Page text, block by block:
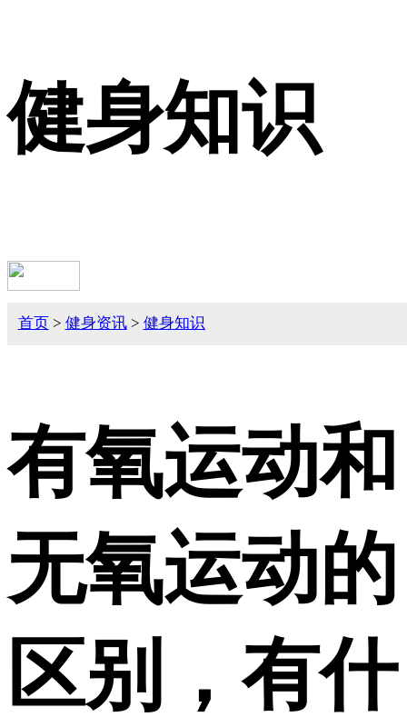
健身知识
首页 > 健身资讯> 健身知识
有氧运动和
无氧运动的
区别，有什